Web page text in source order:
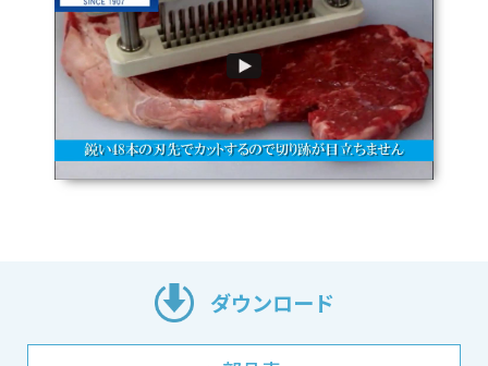
ダウンロード